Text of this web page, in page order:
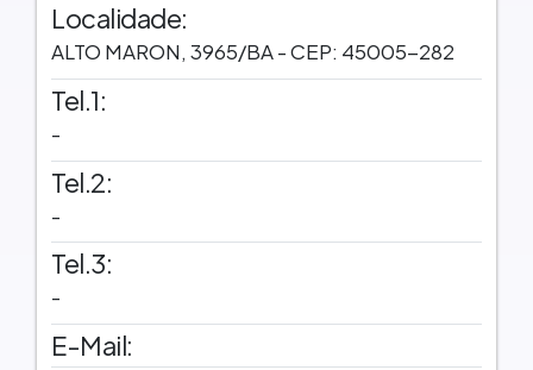
Localidade:
ALTO MARON, 3965/BA - CEP: 45005-282
Tel.1:
-
Tel.2:
-
Tel.3:
-
E-Mail: